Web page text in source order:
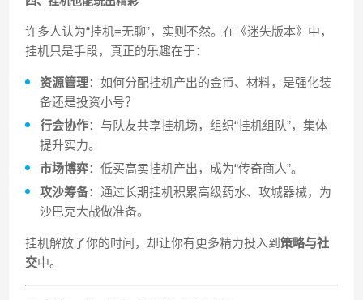
许多人认为“挂机=无聊”，实则不然。在《迷失版本》中，
挂机只是手段，真正的乐趣在于：
资源管理：如何分配挂机产出的金币、材料，是强化装
备还是投资小号？
行会协作：与队友共享挂机场，组织“挂机组队”，集体
提升实力。
市场博弈：低买高卖挂机产出，成为“传奇商人”。
攻沙筹备：通过长期挂机积累高级药水、攻城器械，为
沙巴克大战做准备。
挂机解放了你的时间，却让你有更多精力投入到策略与社
交中。